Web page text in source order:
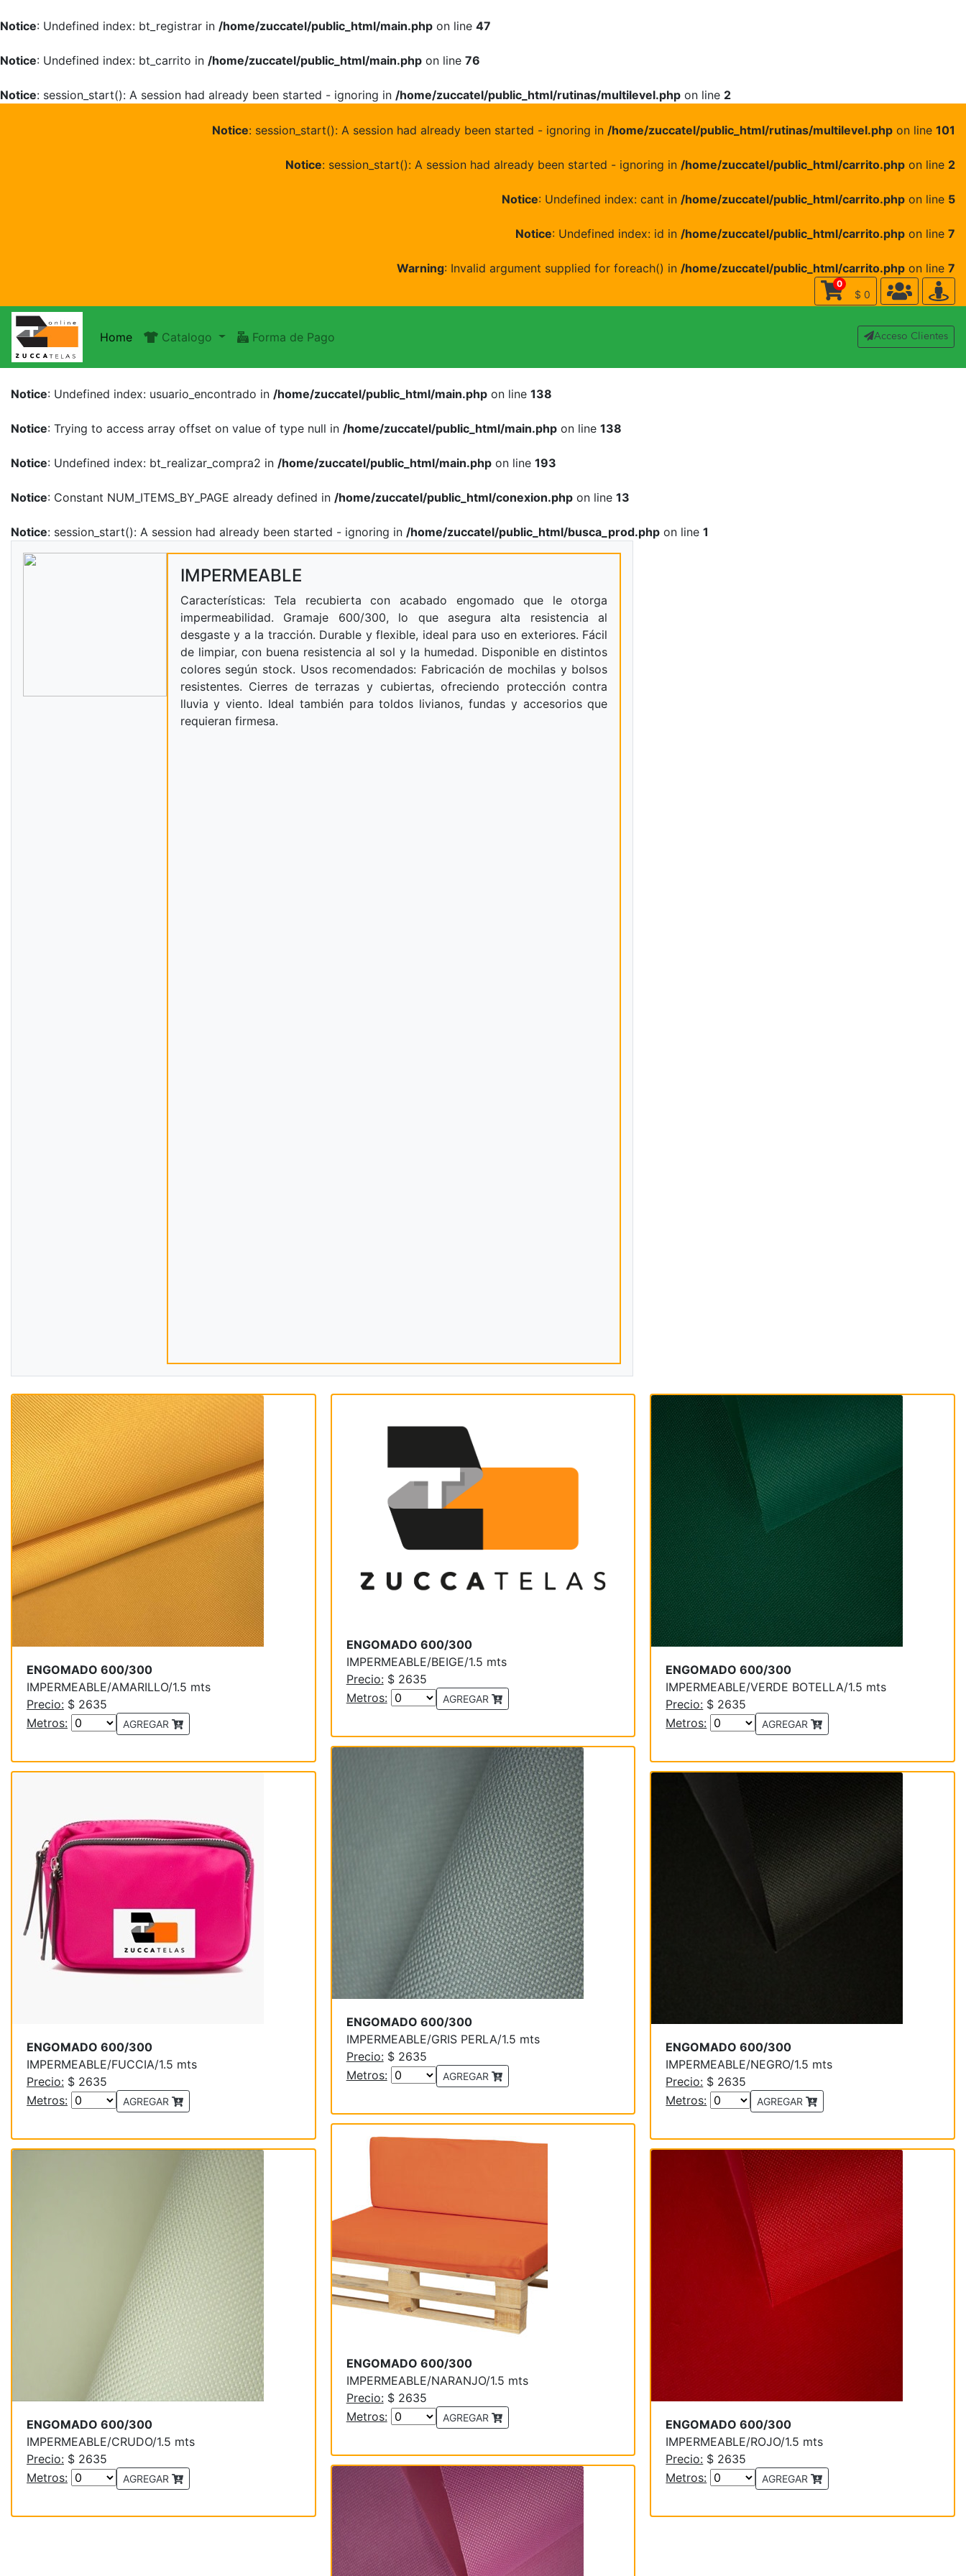
Notice: Undefined index: bt_registrar in /home/zuccatel/public_html/main.php on line 47
Notice: Undefined index: bt_carrito in /home/zuccatel/public_html/main.php on line 76
Notice: session_start(): A session had already been started - ignoring in /home/zuccatel/public_html/rutinas/multilevel.php on line 2
Notice: session_start(): A session had already been started - ignoring in /home/zuccatel/public_html/rutinas/multilevel.php on line 101
Notice: session_start(): A session had already been started - ignoring in /home/zuccatel/public_html/carrito.php on line 2
Notice: Undefined index: cant in /home/zuccatel/public_html/carrito.php on line 5
Notice: Undefined index: id in /home/zuccatel/public_html/carrito.php on line 7
Warning: Invalid argument supplied for foreach() in /home/zuccatel/public_html/carrito.php on line 7
0
$ 0
Home Catalogo Forma de Pago Acceso Clientes
Notice: Undefined index: usuario_encontrado in /home/zuccatel/public_html/main.php on line 138
Notice: Trying to access array offset on value of type null in /home/zuccatel/public_html/main.php on line 138
Notice: Undefined index: bt_realizar_compra2 in /home/zuccatel/public_html/main.php on line 193
Notice: Constant NUM_ITEMS_BY_PAGE already defined in /home/zuccatel/public_html/conexion.php on line 13
Notice: session_start(): A session had already been started - ignoring in /home/zuccatel/public_html/busca_prod.php on line 1
IMPERMEABLE
Características: Tela recubierta con acabado engomado que le otorga
impermeabilidad. Gramaje 600/300, lo que asegura alta resistencia al
desgaste y a la tracción. Durable y flexible, ideal para uso en exteriores. Fácil
de limpiar, con buena resistencia al sol y la humedad. Disponible en distintos
colores según stock. Usos recomendados: Fabricación de mochilas y bolsos
resistentes. Cierres de terrazas y cubiertas, ofreciendo protección contra
lluvia y viento. Ideal también para toldos livianos, fundas y accesorios que
requieran firmesa.
ENGOMADO 600/300
IMPERMEABLE/AMARILLO/1.5 mts
Precio: $ 2635
Metros:
AGREGAR
ENGOMADO 600/300
IMPERMEABLE/FUCCIA/1.5 mts
Precio: $ 2635
Metros:
AGREGAR
ENGOMADO 600/300
IMPERMEABLE/CRUDO/1.5 mts
Precio: $ 2635
Metros:
AGREGAR
ENGOMADO 600/300
IMPERMEABLE/BEIGE/1.5 mts
Precio:$ 2635
Metros:
AGREGAR
ENGOMADO 600/300
IMPERMEABLE/GRIS PERLA/1.5 mts
Precio:$ 2635
Metros:
AGREGAR
ENGOMADO 600/300
IMPERMEABLE/NARANJO/1.5 mts
Precio:$ 2635
Metros:
AGREGAR
ENGOMADO 600/300
IMPERMEABLE/VERDE BOTELLA/1.5 mts
Precio: $ 2635
Metros:
AGREGAR
ENGOMADO 600/300
IMPERMEABLE/NEGRO/1.5 mts
Precio: $ 2635
Metros:
AGREGAR
ENGOMADO 600/300
IMPERMEABLE/ROJO/1.5 mts
Precio: $ 2635
Metros:
AGREGAR